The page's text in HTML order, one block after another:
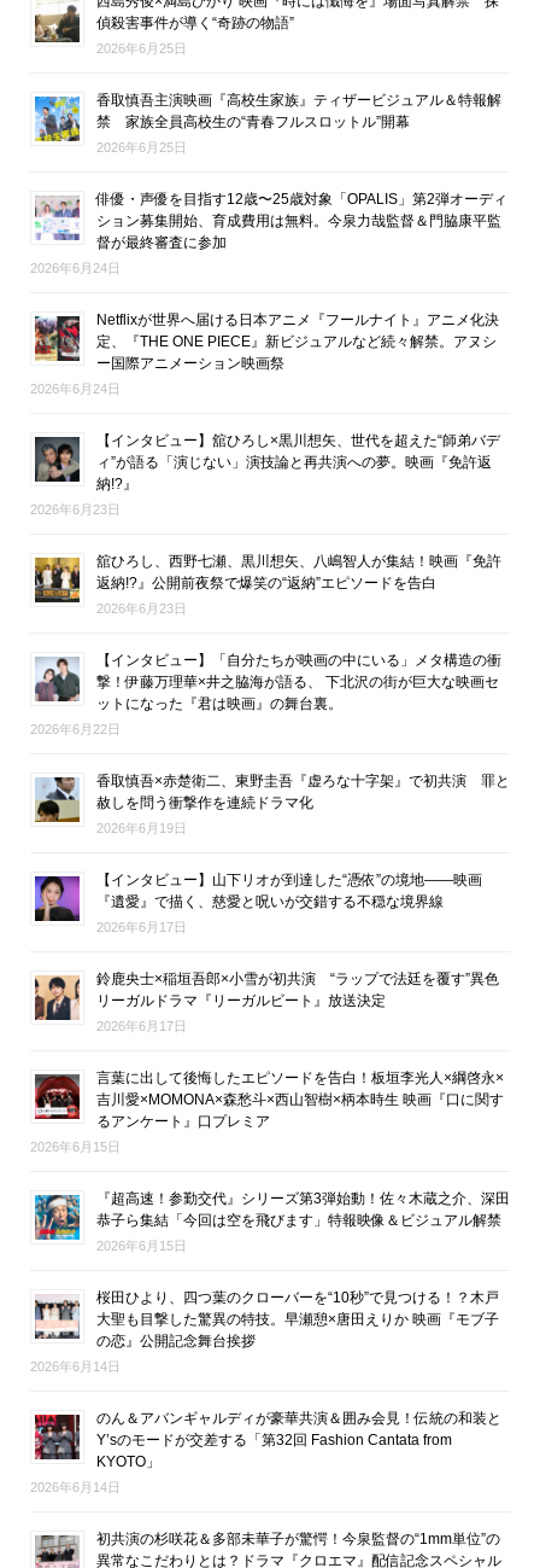
偵殺害事件が導く“奇跡の物語”
2026年6月25日
香取慎吾主演映画『高校生家族』ティザービジュアル＆特報解
禁 家族全員高校生の“青春フルスロットル”開幕
2026年6月25日
俳優・声優を目指す12歳〜25歳対象「OPALIS」第2弾オーディ
ション募集開始、育成費用は無料。今泉力哉監督＆門脇康平監
督が最終審査に参加
2026年6月24日
Netflixが世界へ届ける日本アニメ『フールナイト』アニメ化決
定、『THE ONE PIECE』新ビジュアルなど続々解禁。アヌシ
ー国際アニメーション映画祭
2026年6月24日
【インタビュー】舘ひろし×黒川想矢、世代を超えた“師弟バデ
ィ”が語る「演じない」演技論と再共演への夢。映画『免許返
納!?』
2026年6月23日
舘ひろし、西野七瀬、黒川想矢、八嶋智人が集結！映画『免許
返納!?』公開前夜祭で爆笑の“返納”エピソードを告白
2026年6月23日
【インタビュー】「自分たちが映画の中にいる」メタ構造の衝
撃！伊藤万理華×井之脇海が語る、 下北沢の街が巨大な映画セ
ットになった『君は映画』の舞台裏。
2026年6月22日
香取慎吾×赤楚衛二、東野圭吾『虚ろな十字架』で初共演 罪と
赦しを問う衝撃作を連続ドラマ化
2026年6月19日
【インタビュー】山下リオが到達した“憑依”の境地――映画
『遺愛』で描く、慈愛と呪いが交錯する不穏な境界線
2026年6月17日
鈴鹿央士×稲垣吾郎×小雪が初共演 “ラップで法廷を覆す”異色
リーガルドラマ『リーガルビート』放送決定
2026年6月17日
言葉に出して後悔したエピソードを告白！板垣李光人×綱啓永×
吉川愛×MOMONA×森愁斗×西山智樹×柄本時生 映画『口に関す
るアンケート』口プレミア
2026年6月15日
『超高速！参勤交代』シリーズ第3弾始動！佐々木蔵之介、深田
恭子ら集結「今回は空を飛びます」特報映像＆ビジュアル解禁
2026年6月15日
桜田ひより、四つ葉のクローバーを“10秒”で見つける！？木戸
大聖も目撃した驚異の特技。早瀬憩×唐田えりか 映画『モブ子
の恋』公開記念舞台挨拶
2026年6月14日
のん＆アバンギャルディが豪華共演＆囲み会見！伝統の和装と
Y’sのモードが交差する「第32回 Fashion Cantata from
KYOTO」
2026年6月14日
初共演の杉咲花＆多部未華子が驚愕！今泉監督の“1mm単位”の
異常なこだわりとは？ドラマ『クロエマ』配信記念スペシャル